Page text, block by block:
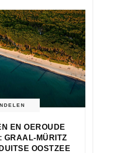
EN OEROUDE
GRAAL-MÜRITZ
OOSTZEE